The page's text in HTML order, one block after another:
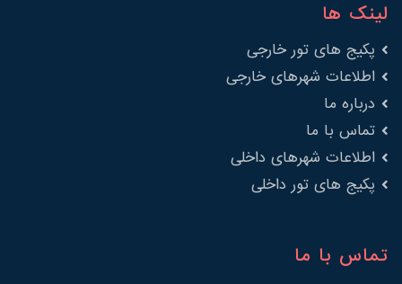
لینک ها
پکیج های تور خارجی
اطلاعات شهرهای خارجی
درباره ما
تماس با ما
اطلاعات شهرهای داخلی
پکیج های تور داخلی
تماس با ما